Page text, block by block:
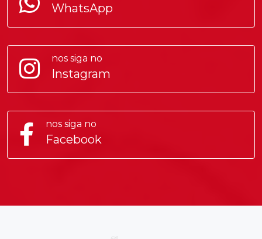
WhatsApp
nos siga no
Instagram
nos siga no
Facebook